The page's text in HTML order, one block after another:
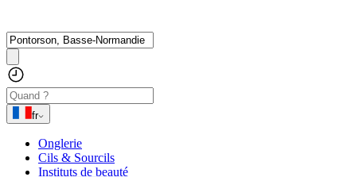
fr
Onglerie
Cils & Sourcils
Instituts de beauté